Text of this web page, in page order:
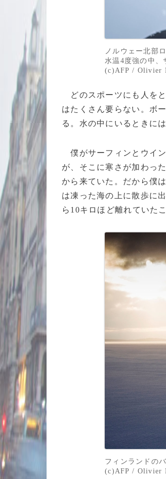
ノルウェー北部
水温4度強の中、
(c)AFP / Olivier
どのスポーツにも人を
はたくさん要らない。ボ
る。水の中にいるときに
僕がサーフィンとウイ
が、そこに寒さが加わっ
から来ていた。だから僕
は凍った海の上に散歩に
ら10キロほど離れていた
フィンランドの
(c)AFP / Olivier